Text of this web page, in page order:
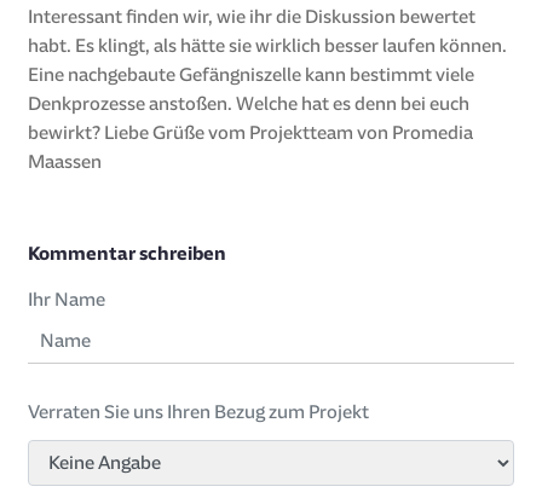
Interessant finden wir, wie ihr die Diskussion bewertet
habt. Es klingt, als hätte sie wirklich besser laufen können.
Eine nachgebaute Gefängniszelle kann bestimmt viele
Denkprozesse anstoßen. Welche hat es denn bei euch
bewirkt? Liebe Grüße vom Projektteam von Promedia
Maassen
Kommentar schreiben
Ihr Name
Verraten Sie uns Ihren Bezug zum Projekt